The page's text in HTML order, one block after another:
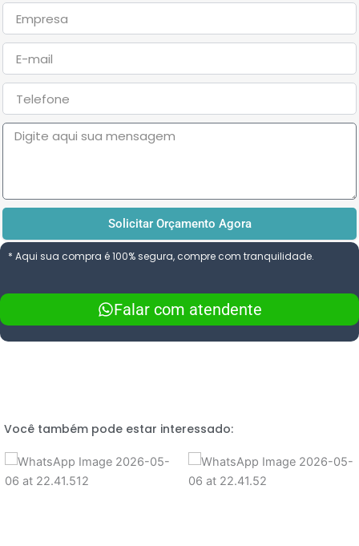
Empresa
E-
mail
Telefone
Solicitar Orçamento Agora
* Aqui sua compra é 100% segura, compre com tranquilidade.
Falar com atendente
Você também pode estar interessado: